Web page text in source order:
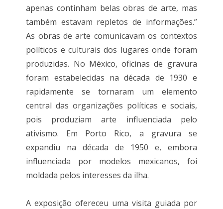
apenas continham belas obras de arte, mas
também estavam repletos de informações.”
As obras de arte comunicavam os contextos
políticos e culturais dos lugares onde foram
produzidas. No México, oficinas de gravura
foram estabelecidas na década de 1930 e
rapidamente se tornaram um elemento
central das organizações políticas e sociais,
pois produziam arte influenciada pelo
ativismo. Em Porto Rico, a gravura se
expandiu na década de 1950 e, embora
influenciada por modelos mexicanos, foi
moldada pelos interesses da ilha.
A exposição ofereceu uma visita guiada por